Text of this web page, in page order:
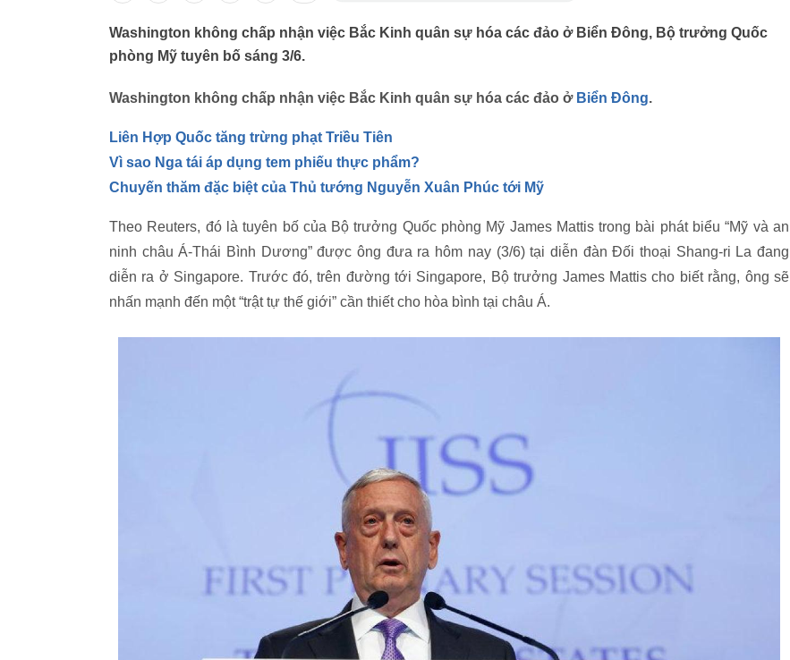
Washington không chấp nhận việc Bắc Kinh quân sự hóa các đảo ở Biển Đông, Bộ trưởng Quốc
phòng Mỹ tuyên bố sáng 3/6.
Washington không chấp nhận việc Bắc Kinh quân sự hóa các đảo ở Biển Đông.
Liên Hợp Quốc tăng trừng phạt Triều Tiên
Vì sao Nga tái áp dụng tem phiếu thực phẩm?
Chuyến thăm đặc biệt của Thủ tướng Nguyễn Xuân Phúc tới Mỹ
Theo Reuters, đó là tuyên bố của Bộ trưởng Quốc phòng Mỹ James Mattis trong bài phát biểu “Mỹ và an
ninh châu Á-Thái Bình Dương” được ông đưa ra hôm nay (3/6) tại diễn đàn Đối thoại Shang-ri La đang
diễn ra ở Singapore. Trước đó, trên đường tới Singapore, Bộ trưởng James Mattis cho biết rằng, ông sẽ
nhấn mạnh đến một “trật tự thế giới” cần thiết cho hòa bình tại châu Á.